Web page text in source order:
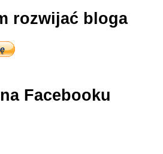
rozwijać bloga
Facebooku